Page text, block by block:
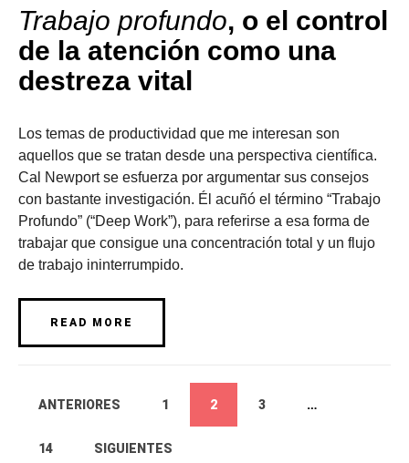
Trabajo profundo, o el control
de la atención como una
destreza vital
Los temas de productividad que me interesan son
aquellos que se tratan desde una perspectiva científica.
Cal Newport se esfuerza por argumentar sus consejos
con bastante investigación. Él acuñó el término “Trabajo
Profundo” (“Deep Work”), para referirse a esa forma de
trabajar que consigue una concentración total y un flujo
de trabajo ininterrumpido.
READ MORE
ANTERIORES 1 2 3 …
14 SIGUIENTES